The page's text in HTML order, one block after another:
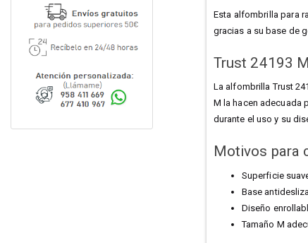
Esta alfombrilla para
gracias a su base de
Trust 24193
La alfombrilla Trust
M la hacen adecuada
durante el uso y su
Motivos para
Superficie
Base
Diseño
Tamaño M